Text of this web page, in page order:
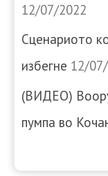
12/07/2022
Сценариото
избегне 12/
(ВИДЕО)
пумпа во